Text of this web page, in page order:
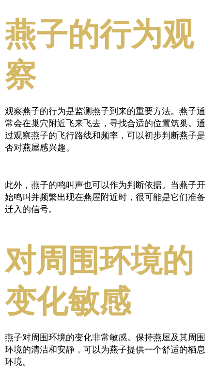
燕子的行为观
察
观察燕子的行为是监测燕子到来的重要方法。燕子通
常会在巢穴附近飞来飞去，寻找合适的位置筑巢。通
过观察燕子的飞行路线和频率，可以初步判断燕子是
否对燕屋感兴趣。
此外，燕子的鸣叫声也可以作为判断依据。当燕子开
始鸣叫并频繁出现在燕屋附近时，很可能是它们准备
迁入的信号。
对周围环境的
变化敏感
燕子对周围环境的变化非常敏感。保持燕屋及其周围
环境的清洁和安静，可以为燕子提供一个舒适的栖息
环境。